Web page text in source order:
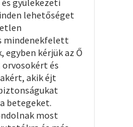
gyülekezeti
lehetőséget
mindenekfelett
egyben kérjük az Ő
és
akik éjt
betegeket.
most